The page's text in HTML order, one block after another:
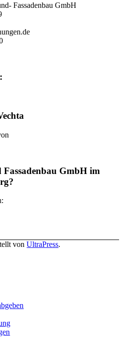
Fassadenbau GmbH
Fassadenbau GmbH im
vonUltraPress.